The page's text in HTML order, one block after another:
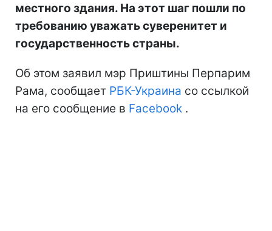
местного здания. На этот шаг пошли по
требованию уважать суверенитет и
государственность страны.
Об этом заявил мэр Приштины Перпарим
Рама, сообщает РБК-Украина со ссылкой
на его сообщение в Facebook .